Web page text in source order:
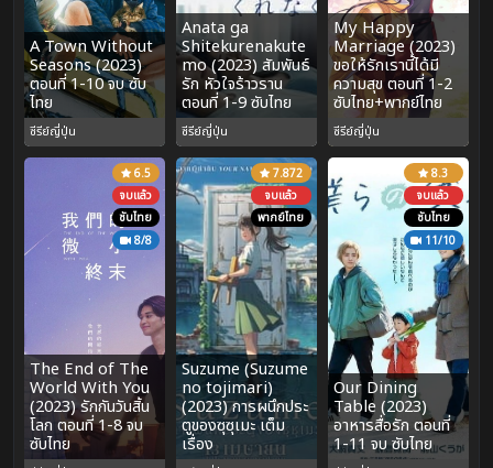
A Town Without
Seasons (2023)
ตอนที่ 1-10 จบ ซับ
ไทย
ซีรีย์ญี่ปุ่น
Anata ga
Shitekurenakute
mo (2023) สัมพันธ์
รัก หัวใจร้าวราน
ตอนที่ 1-9 ซับไทย
ซีรีย์ญี่ปุ่น
My Happy
Marriage (2023)
ขอให้รักเรานี้ได้มี
ความสุข ตอนที่ 1-2
ซับไทย+พากย์ไทย
ซีรีย์ญี่ปุ่น
6.5
จบแล้ว
ซับไทย
8/8
The End of The
World With You
(2023) รักกันวันสิ้น
โลก ตอนที่ 1-8 จบ
ซับไทย
7.872
จบแล้ว
พากย์ไทย
Suzume (Suzume
no tojimari)
(2023) การผนึกประ
ตูของซุซุเมะ เต็ม
เรื่อง
8.3
จบแล้ว
ซับไทย
11/10
Our Dining
Table (2023)
อาหารสื่อรัก ตอนที่
1-11 จบ ซับไทย